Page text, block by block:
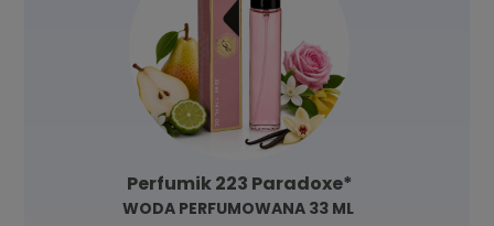
Perfumik 223 Paradoxe*
WODA PERFUMOWANA 33 ML